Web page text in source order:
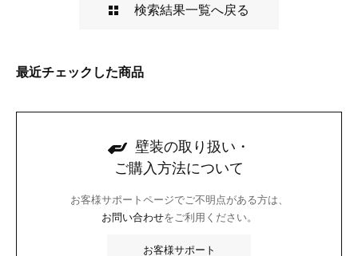
検索結果一覧へ戻る
最近チェックした商品
壁装の取り扱い・
ご購入方法について
お客様サポートページでご不明点がある方は、
お問い合わせをご利用ください。
お客様サポート